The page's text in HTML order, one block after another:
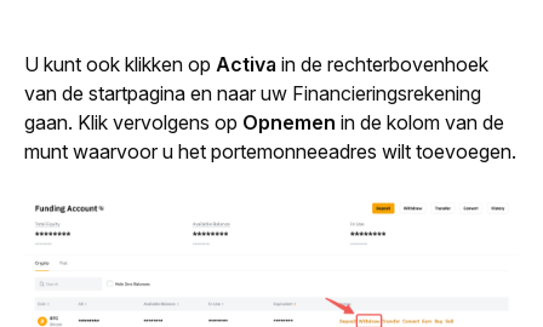
U kunt ook klikken op Activa in de rechterbovenhoek
van de startpagina en naar uw Financieringsrekening
gaan. Klik vervolgens op Opnemen in de kolom van de
munt waarvoor u het portemonneeadres wilt toevoegen.